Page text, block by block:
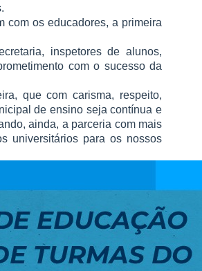
com os educadores, a primeira
inspetores de alunos,
com o sucesso da
que com carisma, respeito,
de ensino seja contínua e
ainda, a parceria com mais
universitários para os nossos